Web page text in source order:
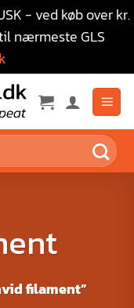
- ved køb over kr.
nærmeste GLS
filament”